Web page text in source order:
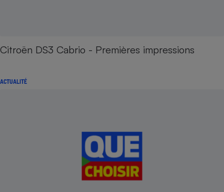
Citroën DS3 Cabrio - Premières impressions
ACTUALITÉ